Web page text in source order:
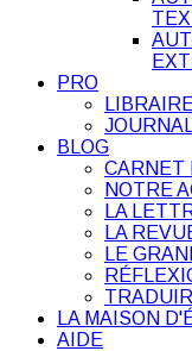
PRO
BLOG
CARNET
NOTRE
LA
LA
LE
LA MAISON
AIDE